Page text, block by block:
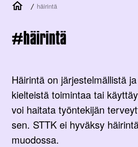
/ häirintä
häirintä
Häirintä on järjestelmällistä
kielteistä toimintaa tai
voi haitata työntekijän
sen. STTK ei hyväksy
muodossa.